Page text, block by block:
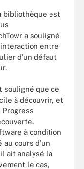
bibliothèque est
a souligné
entre
d’un défaut
souligné que ce
à découvrir, et
Progress
à condition
cours d’un
ait analysé la
le cas,